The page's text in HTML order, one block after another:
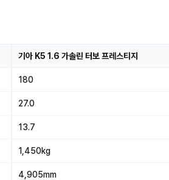
기아 K5 1.6 가솔린 터보 프레스티지
180
27.0
13.7
1,450kg
4,905mm